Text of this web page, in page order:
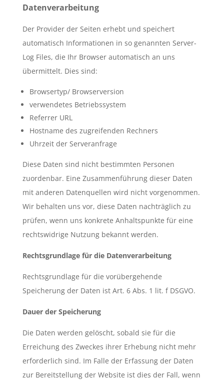
Datenverarbeitung
Der Provider der Seiten erhebt und speichert
automatisch Informationen in so genannten Server-
Log Files, die Ihr Browser automatisch an uns
übermittelt. Dies sind:
Browsertyp/ Browserversion
verwendetes Betriebssystem
Referrer URL
Hostname des zugreifenden Rechners
Uhrzeit der Serveranfrage
Diese Daten sind nicht bestimmten Personen
zuordenbar. Eine Zusammenführung dieser Daten
mit anderen Datenquellen wird nicht vorgenommen.
Wir behalten uns vor, diese Daten nachträglich zu
prüfen, wenn uns konkrete Anhaltspunkte für eine
rechtswidrige Nutzung bekannt werden.
Rechtsgrundlage für die Datenverarbeitung
Rechtsgrundlage für die vorübergehende
Speicherung der Daten ist Art. 6 Abs. 1 lit. f DSGVO.
Dauer der Speicherung
Die Daten werden gelöscht, sobald sie für die
Erreichung des Zweckes ihrer Erhebung nicht mehr
erforderlich sind. Im Falle der Erfassung der Daten
zur Bereitstellung der Website ist dies der Fall, wenn